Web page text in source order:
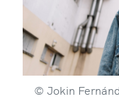
© Jokin